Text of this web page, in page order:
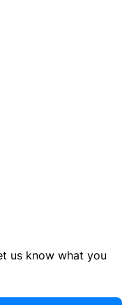
us know what you